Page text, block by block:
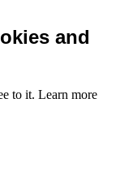
and
to it. Learn more